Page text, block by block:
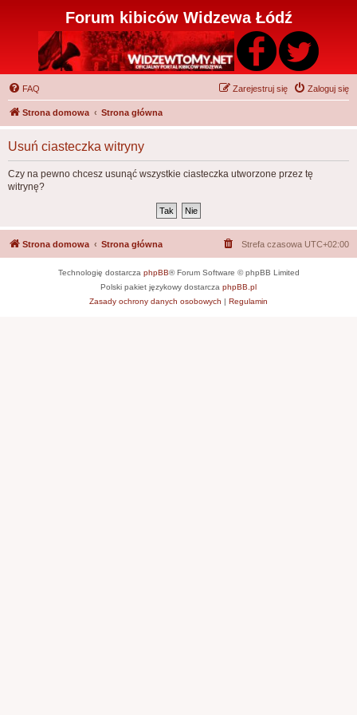
Forum kibiców Widzewa Łódź
FAQ Zaloguj się
Zarejestruj się
Strona domowa Strona główna
Usuń ciasteczka witryny
Czy na pewno chcesz usunąć wszystkie ciasteczka utworzone przez tę
witrynę?
Strona domowa Strona główna Strefa czasowa UTC+02:00
Technologię dostarcza phpBB® Forum Software © phpBB Limited
Polski pakiet językowy dostarcza phpBB.pl
Zasady ochrony danych osobowych | Regulamin